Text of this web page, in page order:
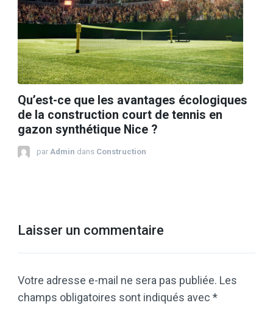
Qu’est-ce que les avantages écologiques
de la construction court de tennis en
gazon synthétique Nice ?
par Admin dans Construction
Laisser un commentaire
Votre adresse e-mail ne sera pas publiée. Les
champs obligatoires sont indiqués avec *